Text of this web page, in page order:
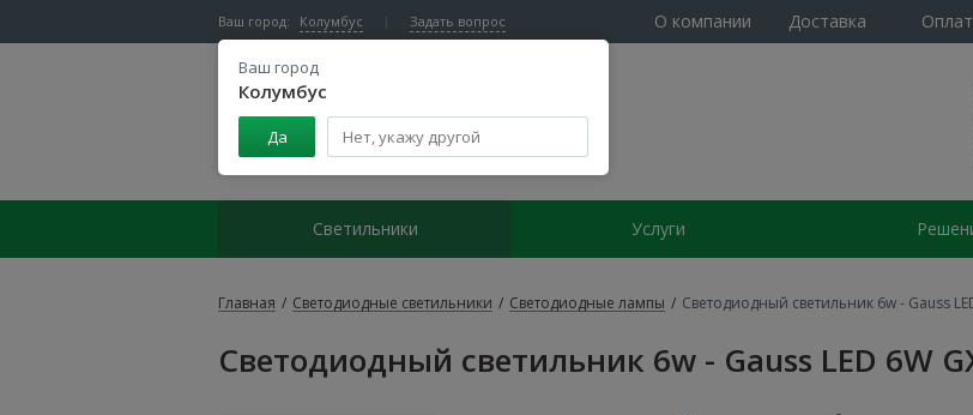
Ваш город: Колумбус
Ваш город
Колумбус
Да
Задать вопрос О компании Доставка
Центр светодиодного освещения
Светильники Услуги
Главная / Светодиодные светильники / Светодиодные лампы / Светодиодный светильник 6w - Gauss
Светодиодный светильник 6w - Gauss LED 6W